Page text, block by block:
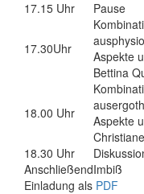
17.15 Uhr
Pause
17.30Uhr
Aspekte
Bettina
18.00 Uhr
Aspekte
18.30 Uhr
AnschließendImbiß
Einladung als PDF